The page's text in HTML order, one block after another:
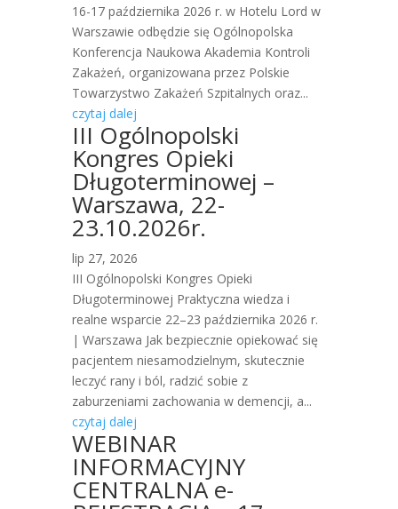
16-17 października 2026 r. w Hotelu Lord w
Warszawie odbędzie się Ogólnopolska
Konferencja Naukowa Akademia Kontroli
Zakażeń, organizowana przez Polskie
Towarzystwo Zakażeń Szpitalnych oraz...
czytaj dalej
III Ogólnopolski
Kongres Opieki
Długoterminowej –
Warszawa, 22-
23.10.2026r.
lip 27, 2026
III Ogólnopolski Kongres Opieki
Długoterminowej Praktyczna wiedza i
realne wsparcie 22–23 października 2026 r.
| Warszawa Jak bezpiecznie opiekować się
pacjentem niesamodzielnym, skutecznie
leczyć rany i ból, radzić sobie z
zaburzeniami zachowania w demencji, a...
czytaj dalej
WEBINAR
INFORMACYJNY
CENTRALNA e-